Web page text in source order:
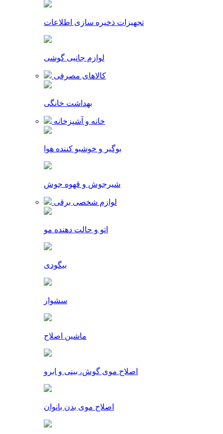
تجهیزات ذخیره سازی اطلاعات
لوازم جانبی گوشی
کالاهای مصرفی
بهداشت خانگی
خانه و آشپزخانه
بوگیر و خوشبو کننده هوا
شیرجوش و قهوه جوش
لوازم شخصی برقی
اتو و حالت دهنده مو
بیگودی
سشوار
ماشین اصلاح
اصلاح موی گوش، بینی و ابرو
اصلاح موی بدن بانوان